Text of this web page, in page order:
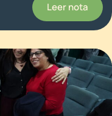
Leer nota